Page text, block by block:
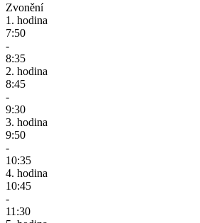
Zvonění
1. hodina
7:50
-
8:35
2. hodina
8:45
-
9:30
3. hodina
9:50
-
10:35
4. hodina
10:45
-
11:30